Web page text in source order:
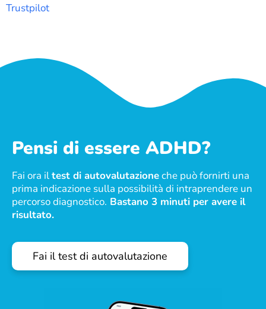
Trustpilot
Pensi di essere ADHD?
Fai ora iltest di autovalutazioneche può fornirti una
prima indicazione sulla possibilità di intraprendere un
percorso diagnostico. Bastano 3 minuti per avere il
risultato.
Fai il test di autovalutazione